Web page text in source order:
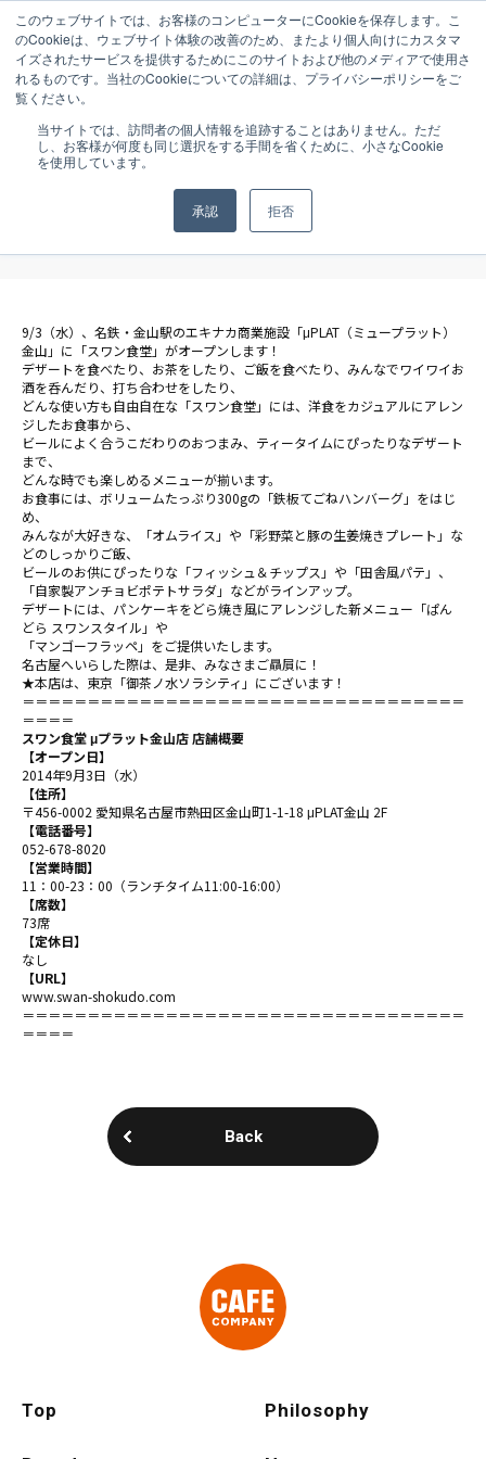
このウェブサイトでは、お客様のコンピューターにCookieを保存します。こ
のCookieは、ウェブサイト体験の改善のため、またより個人向けにカスタマ
イズされたサービスを提供するためにこのサイトおよび他のメディアで使用さ
れるものです。当社のCookieについての詳細は、プライバシーポリシーをご
覧ください。
当サイトでは、訪問者の個人情報を追跡することはありません。ただ
し、お客様が何度も同じ選択をする手間を省くために、小さなCookie
を使用しています。
承認 拒否
【NEW OPEN】9月3日（水）名古屋・金
山駅に「スワン食堂 μプラット金山店」
9/3（水）、名鉄・金山駅のエキナカ商業施設「μPLAT（ミュープラット）
金山」に「スワン食堂」がオープンします！
デザートを食べたり、お茶をしたり、ご飯を食べたり、みんなでワイワイお
酒を呑んだり、打ち合わせをしたり、
どんな使い方も自由自在な「スワン食堂」には、洋食をカジュアルにアレン
ジしたお食事から、
ビールによく合うこだわりのおつまみ、ティータイムにぴったりなデザート
まで、
どんな時でも楽しめるメニューが揃います。
お食事には、ボリュームたっぷり300gの「鉄板てごねハンバーグ」をはじ
め、
みんなが大好きな、「オムライス」や「彩野菜と豚の生姜焼きプレート」な
どのしっかりご飯、
ビールのお供にぴったりな「フィッシュ＆チップス」や「田舎風パテ」、
「自家製アンチョビポテトサラダ」などがラインアップ。
デザートには、パンケーキをどら焼き風にアレンジした新メニュー「ぱん
どら スワンスタイル」や
「マンゴーフラッペ」をご提供いたします。
名古屋へいらした際は、是非、みなさまご贔屓に！
★本店は、 東京「御茶ノ水ソラシティ」 にございます！
＝＝＝＝＝＝＝＝＝＝＝＝＝＝＝＝＝＝＝＝＝＝＝＝＝＝＝＝＝＝＝＝＝＝
＝＝＝＝
スワン食堂 μプラット金山店 店舗概要
【オープン日】
2014年9月3日（水）
【住所】
〒456-0002 愛知県名古屋市熱田区金山町1-1-18 μPLAT金山 2F
【電話番号】
052-678-8020
【営業時間】
11：00-23：00（ランチタイム11:00-16:00）
【席数】
73席
【定休日】
なし
【URL】
www.swan-shokudo.com
＝＝＝＝＝＝＝＝＝＝＝＝＝＝＝＝＝＝＝＝＝＝＝＝＝＝＝＝＝＝＝＝＝＝
＝＝＝＝
Back
Top Philosophy